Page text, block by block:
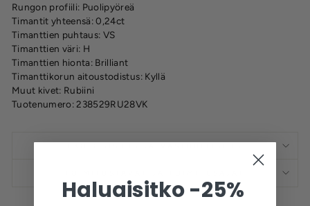
Rungon profiili: Puolipyöreä
Timantit yhteensä: 0,24ct
Timanttien puhtaus: VS
Timanttien väri: H
Timanttien hionta: Brilliant
Timanttikorun aitoustodistus: Kyllä
Muut kivet: Rubiini
Tuotenumero: 238529RU28VK
Haluaisitko -25%